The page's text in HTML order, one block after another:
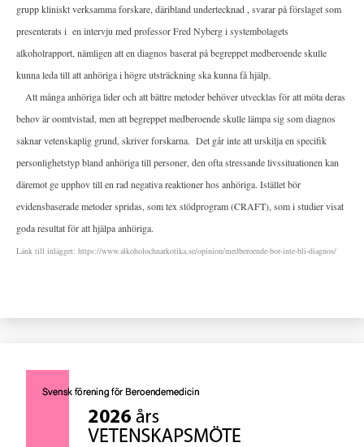
grupp kliniskt verksamma forskare, däribland undertecknad , svarar på förslaget som
presenterats i en intervju med professor Fred Nyberg i systembolagets
alkoholrapport, nämligen att en diagnos baserat på begreppet medberoende skulle
kunna leda till att anhöriga i högre utsträckning ska kunna få hjälp.
Att många anhöriga lider och att bättre metoder behöver utvecklas för att möta deras
behov är oomtvistad, men att begreppet medberoende skulle lämpa sig som diagnos
saknar vetenskaplig grund, skriver forskarna. Det går inte att urskilja en specifik
personlighetstyp bland anhöriga till personer, den ofta stressande livssituationen kan
däremot ge upphov till en rad negativa reaktioner hos anhöriga. Istället bör
evidensbaserade metoder spridas, som tex stödprogram (CRAFT), som i studier visat
goda resultat för att hjälpa anhöriga.
Länk till inlägget: https://www.alkoholochnarkotika.se/opinion/medberoende-bor-inte-bli-diagnos/